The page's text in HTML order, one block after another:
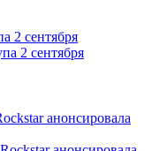
2 сентября
2 сентября
анонсировала